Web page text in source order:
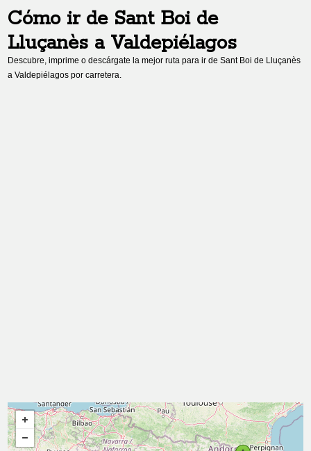
Cómo ir de Sant Boi de
Lluçanès a Valdepiélagos
Descubre, imprime o descárgate la mejor ruta para ir deSant Boi de Lluçanès
aValdepiélagos por carretera.